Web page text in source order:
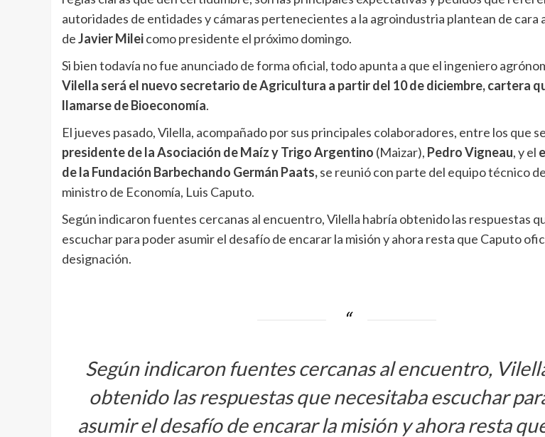
autoridades de entidades y cámaras pertenecientes a la agroindustria plantean de cara
deJavier Mileicomo presidente el próximo domingo.
Si bien todavía no fue anunciado de forma oficial, todo apunta a que el ingeniero
Vilella será el nuevo secretario de Agricultura a partir del 10 de diciembre, cartera
llamarse de Bioeconomía.
El jueves pasado, Vilella, acompañado por sus principales colaboradores, entre los que
presidente de la Asociación de Maíz y Trigo Argentino (Maizar), Pedro Vigneau, y el
de la Fundación Barbechando Germán Paats,se reunió con parte del equipo técnico
ministro de Economía, Luis Caputo.
Según indicaron fuentes cercanas al encuentro, Vilella habría obtenido las respuestas
escuchar para poder asumir el desafío de encarar la misión y ahora resta que Caputo
designación.
Según indicaron fuentes cercanas al encuentro,
obtenido las respuestas que necesitaba escuchar
asumir el desafío de encarar la misión y ahora resta